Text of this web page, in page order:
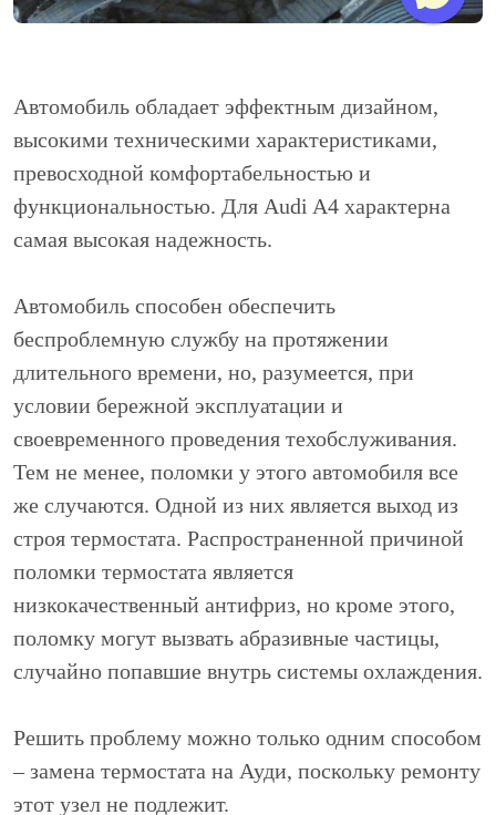
Автомобиль обладает эффектным дизайном,
высокими техническими характеристиками,
превосходной комфортабельностью и
функциональностью. Для Audi A4 характерна
самая высокая надежность.
Автомобиль способен обеспечить
беспроблемную службу на протяжении
длительного времени, но, разумеется, при
условии бережной эксплуатации и
своевременного проведения техобслуживания.
Тем не менее, поломки у этого автомобиля все
же случаются. Одной из них является выход из
строя термостата. Распространенной причиной
поломки термостата является
низкокачественный антифриз, но кроме этого,
поломку могут вызвать абразивные частицы,
случайно попавшие внутрь системы охлаждения.
Решить проблему можно только одним способом
– замена термостата на Ауди, поскольку ремонту
этот узел не подлежит.